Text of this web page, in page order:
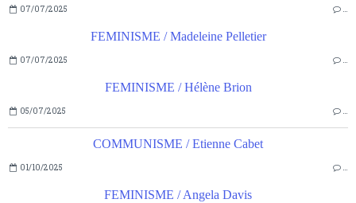
07/07/2025 …
FEMINISME / Madeleine Pelletier
07/07/2025 …
FEMINISME / Hélène Brion
05/07/2025 …
COMMUNISME / Etienne Cabet
01/10/2025 …
FEMINISME / Angela Davis